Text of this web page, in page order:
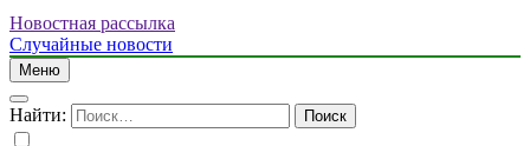
Новостная рассылка
Случайные новости
Меню
Найти: